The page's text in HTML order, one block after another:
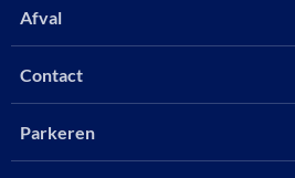
Afval
Contact
Parkeren